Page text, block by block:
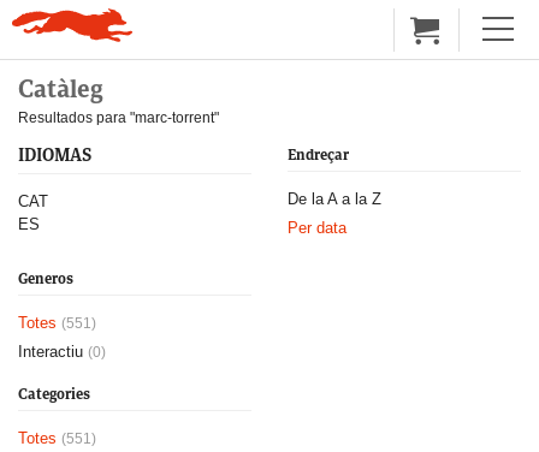
Catàleg
Resultados para "marc-torrent"
Endreçar
De la A a la Z
Per data
IDIOMAS
CAT
ES
Generos
Totes (551)
Interactiu (0)
Categories
Totes (551)